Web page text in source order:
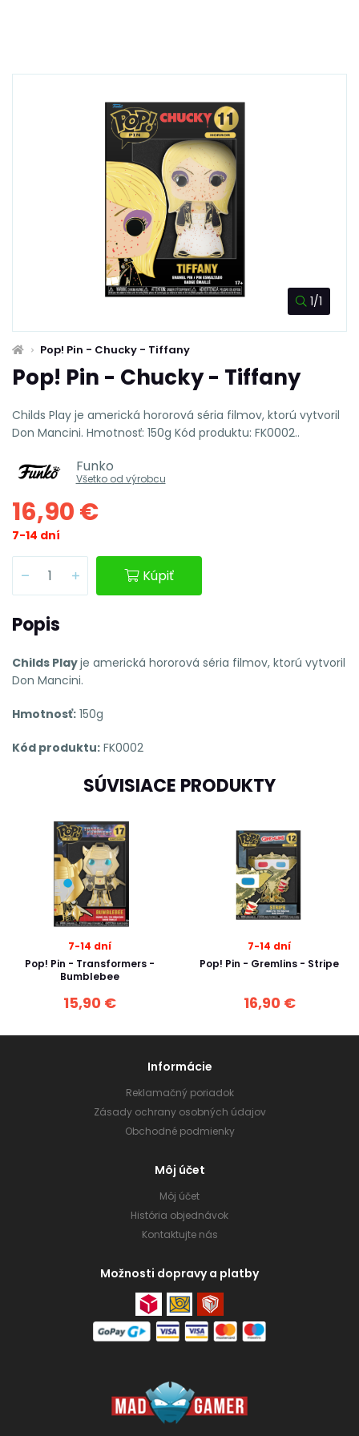
1/1
Pop! Pin - Chucky - Tiffany
Pop! Pin - Chucky - Tiffany
Childs Play je americká hororová séria filmov, ktorú vytvoril
Don Mancini. Hmotnosť: 150g Kód produktu: FK0002..
Funko
Všetko od výrobcu
16,90 €
7-14 dní
Kúpiť
Popis
Childs Playje americká hororová séria filmov, ktorú vytvoril
Don Mancini.
Hmotnosť: 150g
Kód produktu: FK0002
SÚVISIACE PRODUKTY
7-14 dní
Pop! Pin - Transformers -
Bumblebee
15,90 €
7-14 dní
Pop! Pin - Gremlins - Stripe
16,90 €
Informácie
Reklamačný poriadok
Zásady ochrany osobných údajov
Obchodné podmienky
Môj účet
Môj účet
História objednávok
Kontaktujte nás
Možnosti dopravy a platby